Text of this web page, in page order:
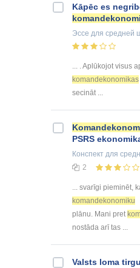
Kāpēc es
Эссе для средней
... . Aplūkojot visus
komandekonomikas
secināt ...
PSRS
Конспект для
2
... svarīgi pieminēt,
komandekonomiku
plānu. Mani pret
nostāda arī tas ...
Valsts loma